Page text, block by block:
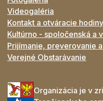
Videogaléria
Kontakt a otváracie hodiny
Kultúrno - spoločenská a
Prijímanie, preverovanie
Verejné Obstarávanie
Organizácia je v